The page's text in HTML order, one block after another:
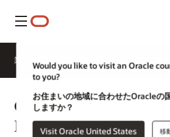
メニュー
Would you like to visit an Oracle
to you?
お住まいの地域に合わせたOracleの
しますか？
Visit Oracle United States 移
業界別SCM
Oracle Fusion Cloud
Management